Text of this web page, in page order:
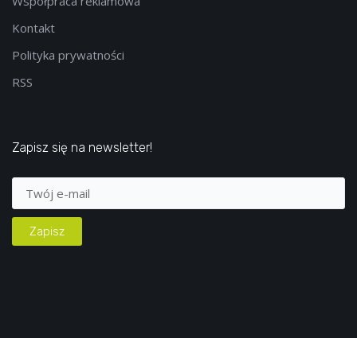
Kontakt
Polityka prywatności
RSS
Zapisz się na newsletter!